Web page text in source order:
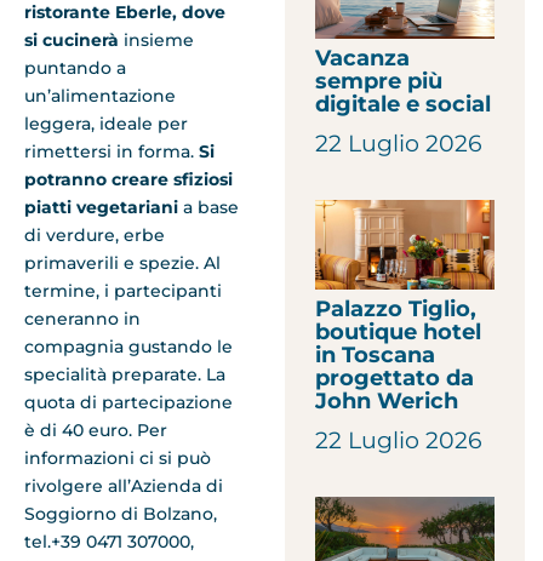
ristorante Eberle, dove
si cucinerà insieme
puntando a
un’alimentazione
leggera, ideale per
rimettersi in forma. Si
potranno creare sfiziosi
piatti vegetariani a base
di verdure, erbe
primaverili e spezie. Al
termine, i partecipanti
ceneranno in
compagnia gustando le
specialità preparate. La
quota di partecipazione
è di 40 euro. Per
informazioni ci si può
rivolgere all’Azienda di
Soggiorno di Bolzano,
tel.+39 0471 307000,
Vacanza
sempre più
digitale e social
22 Luglio 2026
Palazzo Tiglio,
boutique hotel
in Toscana
progettato da
John Werich
22 Luglio 2026